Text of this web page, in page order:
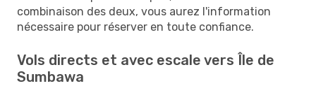
combinaison des deux, vous aurez l'information
nécessaire pour réserver en toute confiance.
Vols directs et avec escale vers Île de
Sumbawa